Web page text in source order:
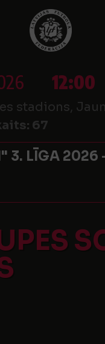
12:00
stadions,
67
3. LĪGA 2026